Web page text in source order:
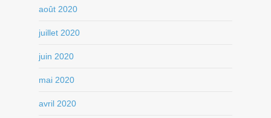
août 2020
juillet 2020
juin 2020
mai 2020
avril 2020